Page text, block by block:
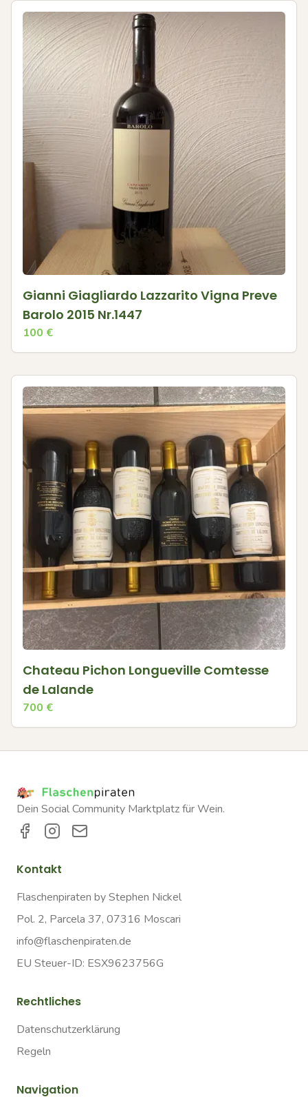
Gianni Giagliardo Lazzarito Vigna Preve
Barolo 2015 Nr.1447
100 €
Chateau Pichon Longueville Comtesse
de Lalande
700 €
Dein Social Community Marktplatz für Wein.
Kontakt
Flaschenpiraten by Stephen Nickel
Pol. 2, Parcela 37, 07316 Moscari
info@flaschenpiraten.de
EU Steuer-ID: ESX9623756G
Rechtliches
Datenschutzerklärung
Regeln
Navigation